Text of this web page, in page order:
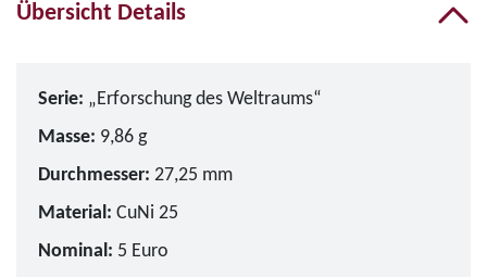
Übersicht Details
Serie: „Erforschung des Weltraums“
Masse: 9,86 g
Durchmesser: 27,25 mm
Material: CuNi 25
Nominal: 5 Euro